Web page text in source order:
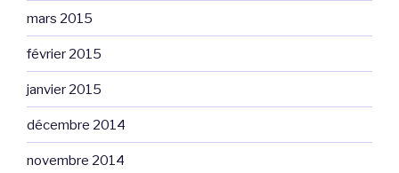
mars 2015
février 2015
janvier 2015
décembre 2014
novembre 2014